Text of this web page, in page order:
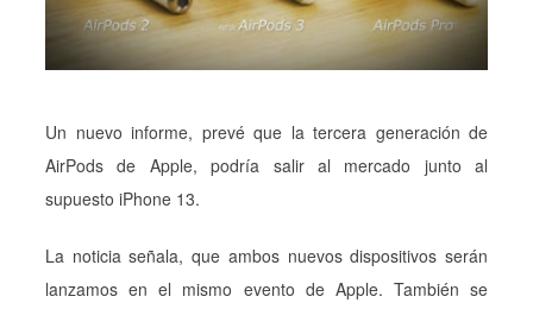
Un nuevo informe, prevé que la tercera generación de
AirPods de Apple, podría salir al mercado junto al
supuesto iPhone 13.
La noticia señala, que ambos nuevos dispositivos serán
lanzamos en el mismo evento de Apple. También se